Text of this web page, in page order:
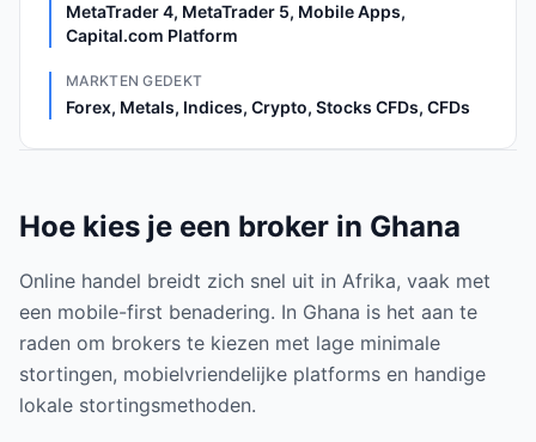
MetaTrader 4, MetaTrader 5, Mobile Apps,
Capital.com Platform
MARKTEN GEDEKT
Forex, Metals, Indices, Crypto, Stocks CFDs, CFDs
Hoe kies je een broker in Ghana
Online handel breidt zich snel uit in Afrika, vaak met
een mobile-first benadering. In Ghana is het aan te
raden om brokers te kiezen met lage minimale
stortingen, mobielvriendelijke platforms en handige
lokale stortingsmethoden.